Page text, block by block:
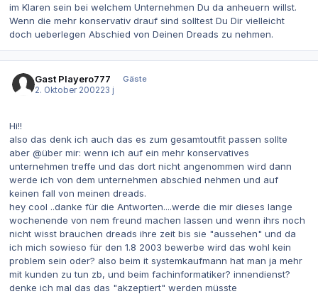
im Klaren sein bei welchem Unternehmen Du da anheuern willst.
Wenn die mehr konservativ drauf sind solltest Du Dir vielleicht
doch ueberlegen Abschied von Deinen Dreads zu nehmen.
Gast Playero777
Gäste
2. Oktober 200223 j
Hi!!
also das denk ich auch das es zum gesamtoutfit passen sollte
aber @über mir: wenn ich auf ein mehr konservatives
unternehmen treffe und das dort nicht angenommen wird dann
werde ich von dem unternehmen abschied nehmen und auf
keinen fall von meinen dreads.
hey cool ..danke für die Antworten....werde die mir dieses lange
wochenende von nem freund machen lassen und wenn ihrs noch
nicht wisst brauchen dreads ihre zeit bis sie "aussehen" und da
ich mich sowieso für den 1.8 2003 bewerbe wird das wohl kein
problem sein oder? also beim it systemkaufmann hat man ja mehr
mit kunden zu tun zb, und beim fachinformatiker? innendienst?
denke ich mal das das "akzeptiert" werden müsste